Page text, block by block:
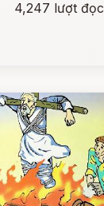
4,247 lượt đọc